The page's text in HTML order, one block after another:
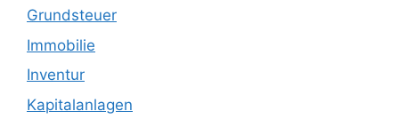
Grundsteuer
Immobilie
Inventur
Kapitalanlagen